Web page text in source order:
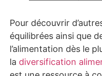
Pour découvrir
équilibrées ainsi que
l’alimentation dès le
la diversification